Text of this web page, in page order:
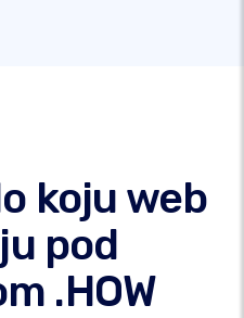
koju web
pod
.HOW